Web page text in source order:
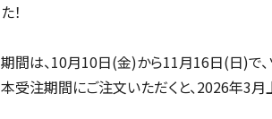
た！
期間は、10月10日(金)から11月16日(日)で
本受注期間にご注文いただくと、2026年3月